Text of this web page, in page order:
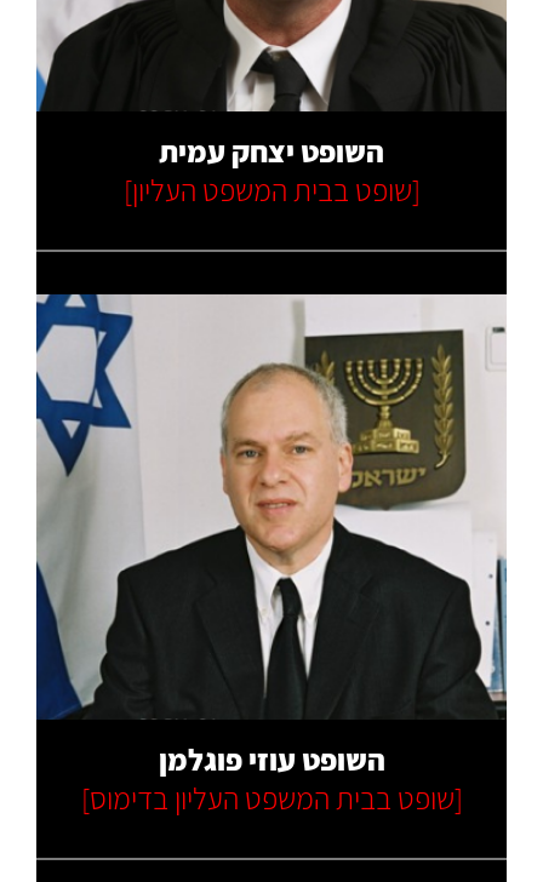
קרא עוד
השופט יצחק עמית
[שופט בבית המשפט העליון]
קרא עוד
השופט עוזי פוגלמן
[שופט בבית המשפט העליון בדימוס]